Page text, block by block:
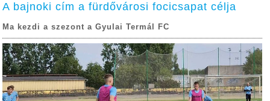
A bajnoki cím a fürdővárosi focicsapat célja
Ma kezdi a szezont a Gyulai Termál FC